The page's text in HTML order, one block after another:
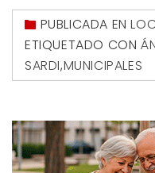
PUBLICADA EN
ETIQUETADO CON
SARDI,MUNICIPALES